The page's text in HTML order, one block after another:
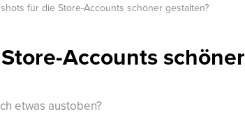
für die Store-Accounts schöner gestalten?
Accounts schöner
etwas austoben?